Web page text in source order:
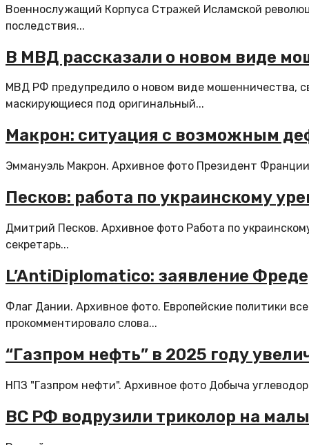
Военнослужащий Корпуса Стражей Исламской
последствия...
В МВД рассказали о новом виде
МВД РФ предупредило о новом виде мошенничества,
маскирующиеся под оригинальный...
Макрон: ситуация с возможным
Эммануэль Макрон. Архивное фото Президент
Песков: работа по украинскому
Дмитрий Песков. Архивное фото Работа по
секретарь...
L’AntiDiplomatico: заявление
Флаг Дании. Архивное фото. Европейские политики
прокомментировало слова...
“Газпром нефть” в 2025 году
НПЗ "Газпром нефти". Архивное фото Добыча
ВС РФ водрузили триколор на